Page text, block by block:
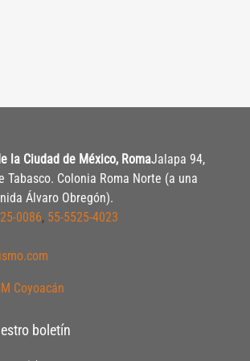
la Ciudad de México, RomaJalapa 94,
Tabasco. Colonia Roma Norte (a una
Álvaro Obregón).
0086, 55-5525-4023
Coyoacán
boletín